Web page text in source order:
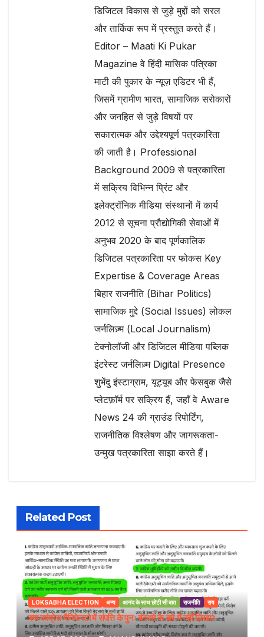
डिजिटल विकास से जुड़े मुद्दों को सरल
और तार्किक रूप में प्रस्तुत करते हैं।
Editor – Maati Ki Pukar
Magazine वे हिंदी मासिक पत्रिका
माटी की पुकार के न्यूज़ एडिटर भी हैं,
जिसमें ग्रामीण भारत, सामाजिक सरोकारों
और जनहित से जुड़े विषयों पर
सकारात्मक और उद्देश्यपूर्ण पत्रकारिता
की जाती है। Professional
Background 2009 से पत्रकारिता
में सक्रिय विभिन्न प्रिंट और
इलेक्ट्रॉनिक मीडिया संस्थानों में कार्य
2012 से सूचना प्रौद्योगिकी सेवाओं में
अनुभव 2020 के बाद पूर्णकालिक
डिजिटल पत्रकारिता पर फोकस Key
Expertise & Coverage Areas
बिहार राजनीति (Bihar Politics)
सामाजिक मुद्दे (Social Issues) लोकल
जर्नलिज़्म (Local Journalism)
टेक्नोलॉजी और डिजिटल मीडिया पब्लिक
इंटरेस्ट जर्नलिज़्म Digital Presence
शुभेंदु इंस्टाग्राम, यूट्यूब और फेसबुक जैसे
प्लेटफ़ॉर्म पर सक्रिय हैं, जहाँ वे Aware
News 24 की ग्राउंड रिपोर्टिंग,
राजनीतिक विश्लेषण और जागरूकता-
उन्मुख पत्रकारिता साझा करते हैं।
Related Post
LOKSABHA ELECTION अन्य आनंद के साथ छोटी सी बात राजनीति राय
क्या कांग्रेस मैनिफेस्टो में संपत्ति के पुनः बंटवारे के बारे में नहीं लिखा?